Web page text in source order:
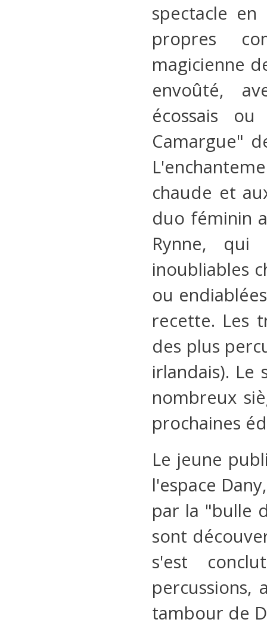
spectacle
propres
magicienne
envoûté,
écossais
Camargue"
chaude et
duo féminin
Rynne,
inoubliables
ou
recette. Les
des plus
irlandais).
nombreux
prochaines
Le jeune
l'espace
par la "bulle
sont
s'est
percussions,
tambour de